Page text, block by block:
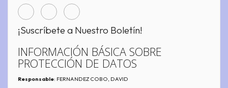
¡Suscríbete a Nuestro Boletín!
INFORMACIÓN BÁSICA SOBRE
PROTECCIÓN DE DATOS
Responsable: FERNANDEZ COBO, DAVID